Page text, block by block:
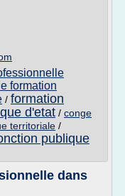
formation
/ formation
d'etat / conge
territoriale /
publique
dans